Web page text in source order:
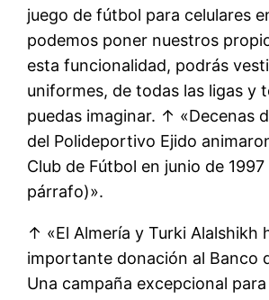
juego de fútbol para celulares
podemos poner nuestros
esta funcionalidad, podrás
uniformes, de todas las ligas y
puedas imaginar. ↑ «Decenas
del Polideportivo Ejido
Club de Fútbol en junio de
párrafo)».
↑ «El Almería y Turki Alalshikh
importante donación al Banco
Una campaña excepcional